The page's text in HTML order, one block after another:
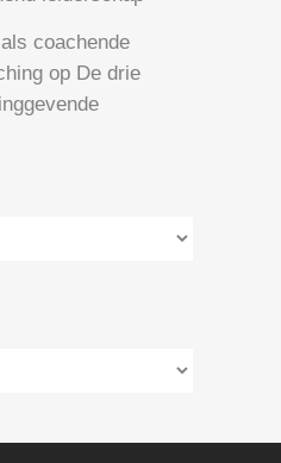
coachende
op De drie